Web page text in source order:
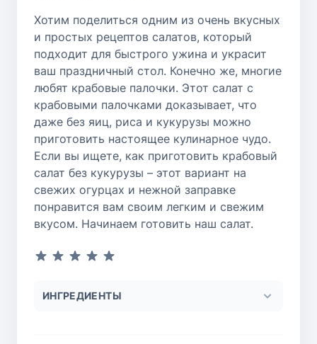
Хотим поделиться одним из очень вкусных
и простых рецептов салатов, который
подходит для быстрого ужина и украсит
ваш праздничный стол. Конечно же, многие
любят крабовые палочки. Этот салат с
крабовыми палочками доказывает, что
даже без яиц, риса и кукурузы можно
приготовить настоящее кулинарное чудо.
Если вы ищете, как приготовить крабовый
салат без кукурузы – этот вариант на
свежих огурцах и нежной заправке
понравится вам своим легким и свежим
вкусом. Начинаем готовить наш салат.
ИНГРЕДИЕНТЫ